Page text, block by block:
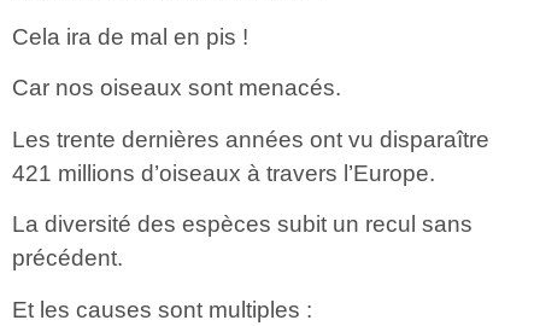
Cela ira de mal en pis !
Car nos oiseaux sont menacés.
Les trente dernières années ont vu disparaître
421 millions d’oiseaux à travers l’Europe.
La diversité des espèces subit un recul sans
précédent.
Et les causes sont multiples :